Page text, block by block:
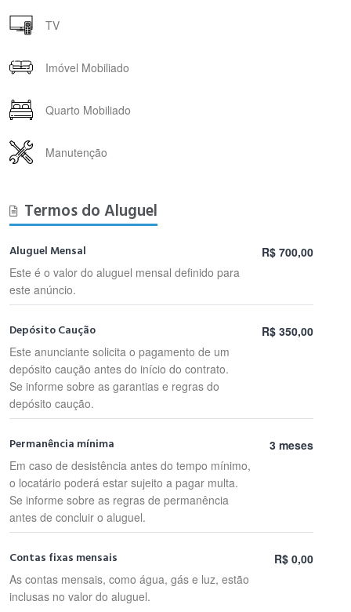
TV
Imóvel Mobiliado
Quarto Mobiliado
Manutenção
Termos do Aluguel
Aluguel Mensal
Este é o valor do aluguel mensal definido para
este anúncio.
R$ 700,00
Depósito Caução
Este anunciante solicita o pagamento de um
depósito caução antes do início do contrato.
Se informe sobre as garantias e regras do
depósito caução.
R$ 350,00
Permanência mínima
Em caso de desistência antes do tempo mínimo,
o locatário poderá estar sujeito a pagar multa.
Se informe sobre as regras de permanência
antes de concluir o aluguel.
3 meses
Contas fixas mensais
As contas mensais, como água, gás e luz, estão
inclusas no valor do aluguel.
R$ 0,00